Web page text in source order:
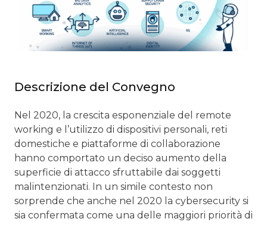
Descrizione del Convegno
Nel 2020, la crescita esponenziale del remote
working e l’utilizzo di dispositivi personali, reti
domestiche e piattaforme di collaborazione
hanno comportato un deciso aumento della
superficie di attacco sfruttabile dai soggetti
malintenzionati. In un simile contesto non
sorprende che anche nel 2020 la cybersecurity si
sia confermata come una delle maggiori priorità di